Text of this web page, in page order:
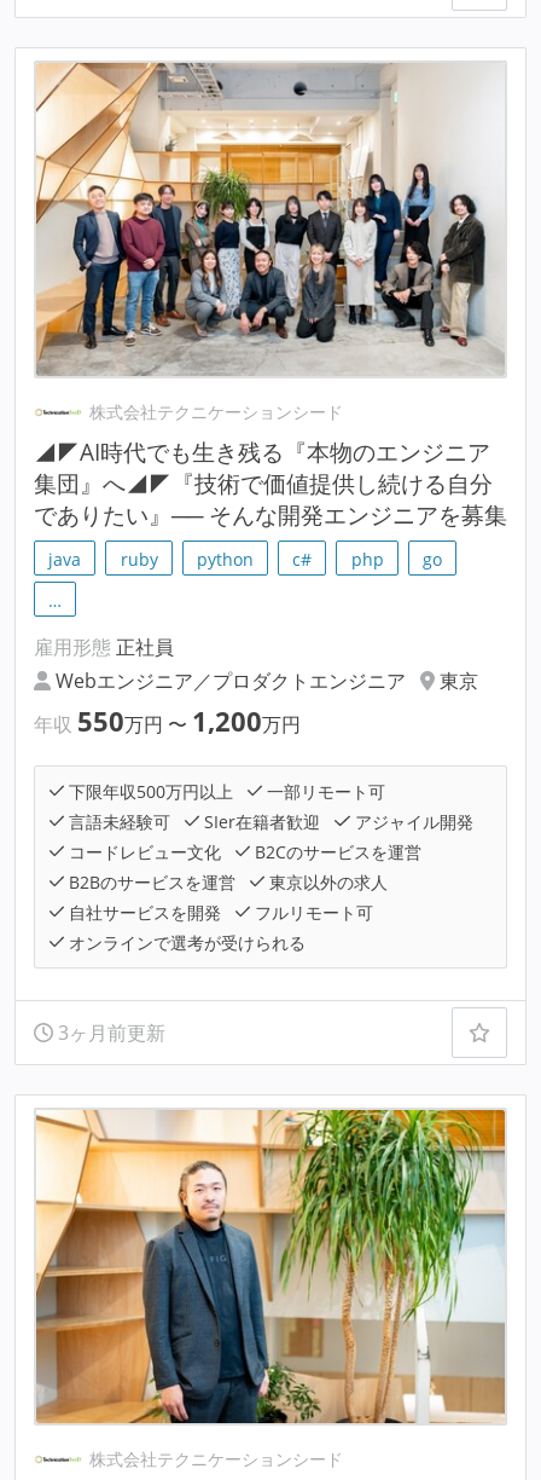
株式会社テクニケーションシード
◢◤AI時代でも生き残る『本物のエンジニア
集団』へ◢◤『技術で価値提供し続ける自分
でありたい』── そんな開発エンジニアを募集
java ruby python c# php
go
…
雇用形態 正社員
Webエンジニア／プロダクトエンジニア
東京
年収 550万円 〜 1,200万円
下限年収500万円以上
一部リモート可
言語未経験可
SIer在籍者歓迎
アジャイル開発
コードレビュー文化
B2Cのサービスを運営
B2Bのサービスを運営
東京以外の求人
自社サービスを開発
フルリモート可
オンラインで選考が受けられる
3ヶ月前更新
株式会社テクニケーションシード